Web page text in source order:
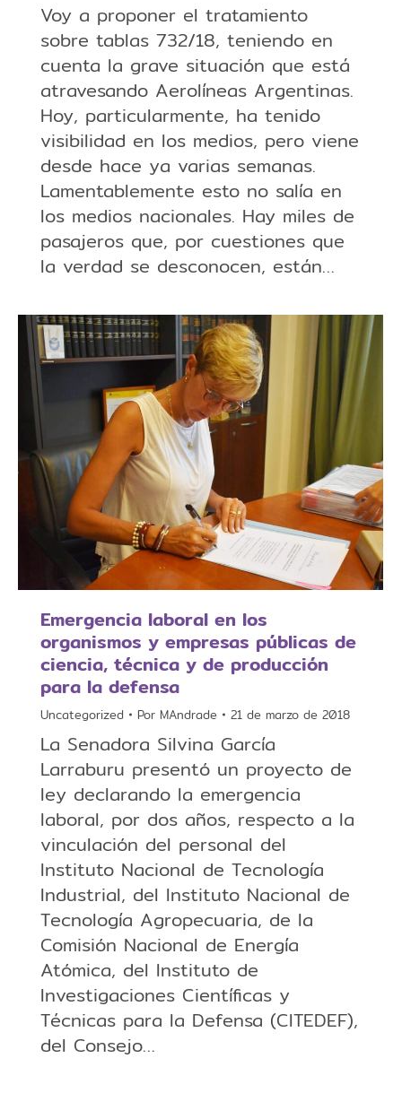
Voy a proponer el tratamiento
sobre tablas 732/18, teniendo en
cuenta la grave situación que está
atravesando Aerolíneas Argentinas.
Hoy, particularmente, ha tenido
visibilidad en los medios, pero viene
desde hace ya varias semanas.
Lamentablemente esto no salía en
los medios nacionales. Hay miles de
pasajeros que, por cuestiones que
la verdad se desconocen, están…
Emergencia laboral en los
organismos y empresas públicas de
ciencia, técnica y de producción
para la defensa
Uncategorized Por MAndrade 21 de marzo de 2018
​​La Senadora Silvina García
Larraburu presentó un proyecto de
ley declarando la emergencia
laboral, por dos años, respecto a la
vinculación del personal del
Instituto Nacional de Tecnología
Industrial, del Instituto Nacional de
Tecnología Agropecuaria, de la
Comisión Nacional de Energía
Atómica, del Instituto de
Investigaciones Científicas y
Técnicas para la Defensa (CITEDEF),
del Consejo…